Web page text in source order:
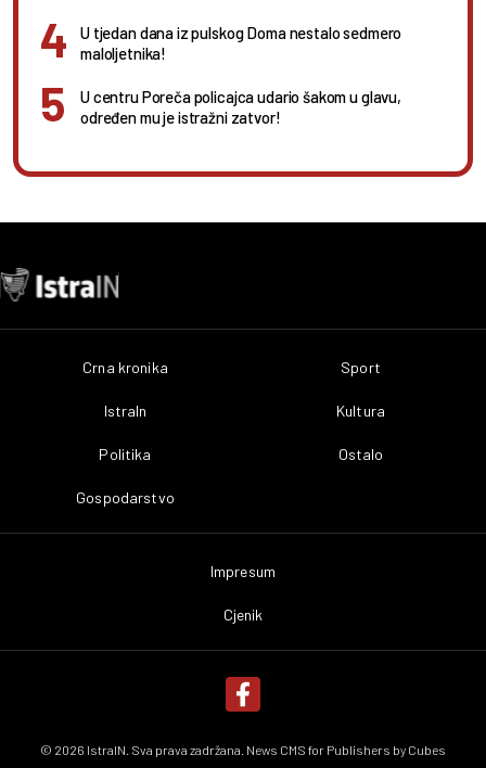
U tjedan dana iz pulskog Doma nestalo sedmero
maloljetnika!
U centru Poreča policajca udario šakom u glavu,
određen mu je istražni zatvor!
Crna kronika
IstraIn
Politika
Gospodarstvo
Sport
Kultura
Ostalo
Impresum
Cjenik
© 2026 IstraIN. Sva prava zadržana. News CMS for Publishers by Cubes